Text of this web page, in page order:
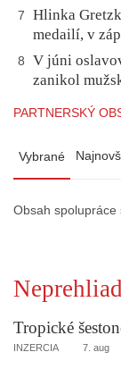
7
Hlinka
medailí, v
8
V júni
zanikol
PARTNERSKÝ
Vybrané
Obsah spolupráce
Tropické
INZERCIA 7. aug